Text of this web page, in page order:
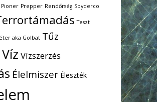
Pioner Prepper Rendőrség Spyderco
Teszt
aka Golbat Tűz
Víz Vízszerzés
Élelmiszer Éleszték